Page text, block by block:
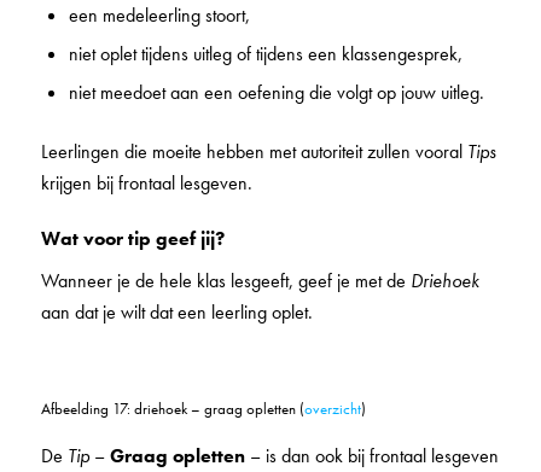
een medeleerling stoort,
niet oplet tijdens uitleg of tijdens een klassengesprek,
niet meedoet aan een oefening die volgt op jouw uitleg.
Leerlingen die moeite hebben met autoriteit zullen vooral Tips
krijgen bij frontaal lesgeven.
Wat voor tip geef jij?
Wanneer je de hele klas lesgeeft, geef je met de Driehoek
aan dat je wilt dat een leerling oplet.
Afbeelding 17: driehoek – graag opletten (overzicht)
De Tip–Graag opletten– is dan ook bij frontaal lesgeven